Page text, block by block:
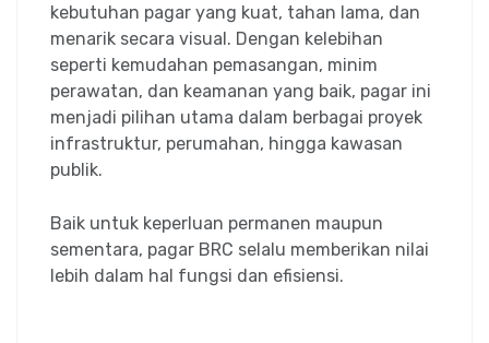
kebutuhan pagar yang kuat, tahan lama, dan
menarik secara visual. Dengan kelebihan
seperti kemudahan pemasangan, minim
perawatan, dan keamanan yang baik, pagar ini
menjadi pilihan utama dalam berbagai proyek
infrastruktur, perumahan, hingga kawasan
publik.
Baik untuk keperluan permanen maupun
sementara, pagar BRC selalu memberikan nilai
lebih dalam hal fungsi dan efisiensi.